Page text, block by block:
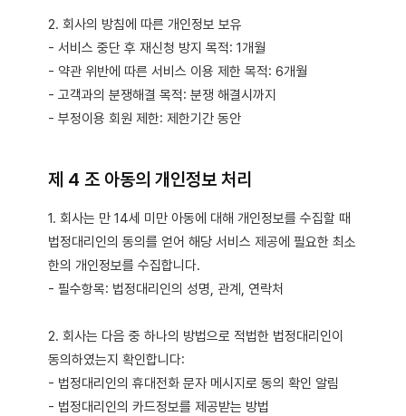
2. 회사의 방침에 따른 개인정보 보유
- 서비스 중단 후 재신청 방지 목적: 1개월
- 약관 위반에 따른 서비스 이용 제한 목적: 6개월
- 고객과의 분쟁해결 목적: 분쟁 해결시까지
- 부정이용 회원 제한: 제한기간 동안
제 4 조 아동의 개인정보 처리
1. 회사는 만 14세 미만 아동에 대해 개인정보를 수집할 때
법정대리인의 동의를 얻어 해당 서비스 제공에 필요한 최소
한의 개인정보를 수집합니다.
- 필수항목: 법정대리인의 성명, 관계, 연락처
2. 회사는 다음 중 하나의 방법으로 적법한 법정대리인이
동의하였는지 확인합니다:
- 법정대리인의 휴대전화 문자 메시지로 동의 확인 알림
- 법정대리인의 카드정보를 제공받는 방법